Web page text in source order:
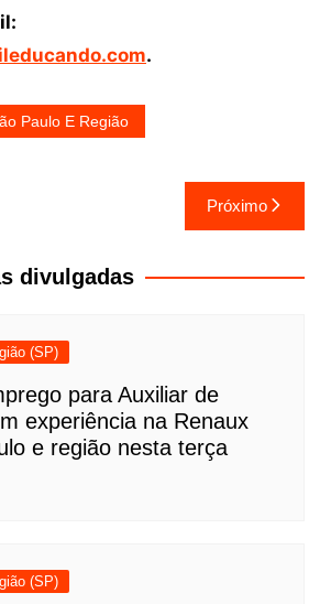
.
Paulo E Região
Próximo
divulgadas
(SP)
para Auxiliar de
experiência na Renaux
e região nesta terça
(SP)